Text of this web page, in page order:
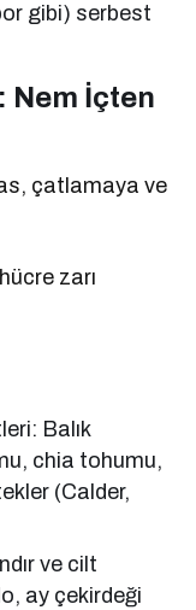
gibi) serbest
Nem İçten
çatlamaya ve
zarı
Balık
chia tohumu,
(Calder,
ve cilt
ay çekirdeği